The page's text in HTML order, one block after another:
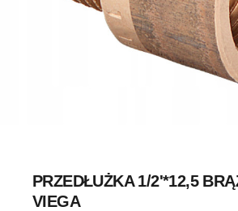
PRZEDŁUŻKA 1/2'*12,5
VIEGA